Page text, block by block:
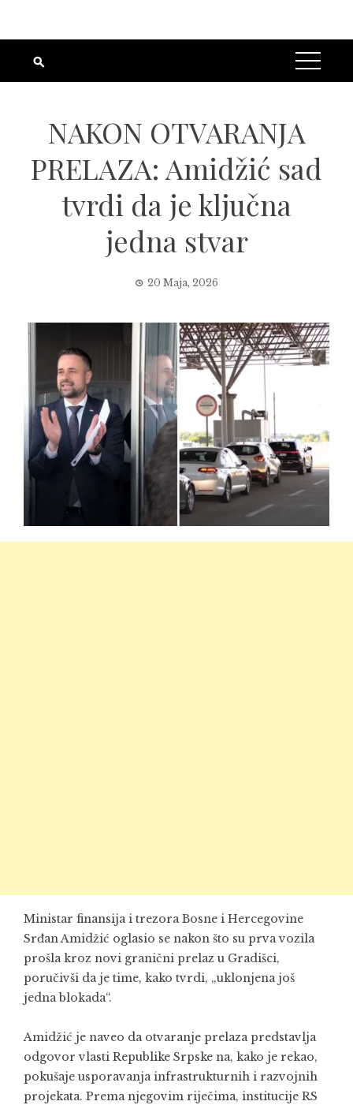
NAKON OTVARANJA
PRELAZA: Amidžić sad
tvrdi da je ključna
jedna stvar
20 Maja, 2026
Ministar finansija i trezora Bosne i Hercegovine
Srđan Amidžić oglasio se nakon što su prva vozila
prošla kroz novi granični prelaz u Gradišci,
poručivši da je time, kako tvrdi, „uklonjena još
jedna blokada“.
Amidžić je naveo da otvaranje prelaza predstavlja
odgovor vlasti Republike Srpske na, kako je rekao,
pokušaje usporavanja infrastrukturnih i razvojnih
projekata. Prema njegovim riječima, institucije RS